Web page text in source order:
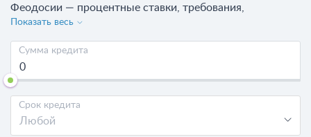
Феодосии — процентные ставки, требования,
представлены на странице. Изучите предложения
банков по пенсионным кредитам, сравните их с
предложениями МФО, которые выдают
займы пенсионерам в Феодосии
подайте онлайн-заявку на кредит в Феодосии
сегодня доступно 84 предложения от 23 банков.
Показать весь
Сумма кредита
Срок кредита
Любой